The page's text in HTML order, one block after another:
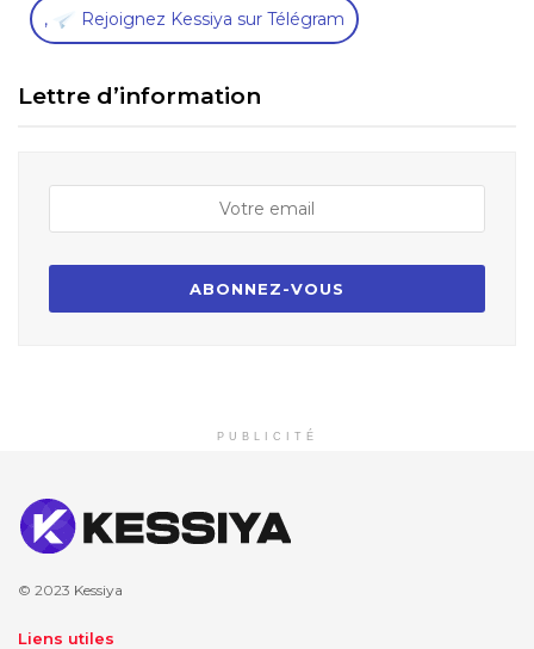
, Rejoignez Kessiya sur Télégram
Lettre d’information
PUBLICITÉ
© 2023 Kessiya
Liens utiles